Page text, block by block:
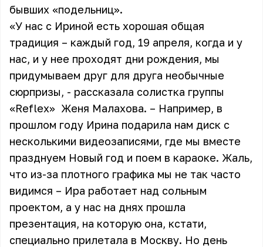
бывших «подельниц».
«У нас с Ириной есть хорошая общая
традиция – каждый год, 19 апреля, когда и у
нас, и у нее проходят дни рождения, мы
придумываем друг для друга необычные
сюрпризы, - рассказала солистка группы
«Reflex» Женя Малахова. – Например, в
прошлом году Ирина подарила нам диск с
несколькими видеозаписями, где мы вместе
празднуем Новый год и поем в караоке. Жаль,
что из-за плотного графика мы не так часто
видимся – Ира работает над сольным
проектом, а у нас на днях прошла
презентация, на которую она, кстати,
специально прилетала в Москву. Но день